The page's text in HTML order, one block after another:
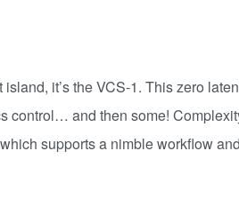
it’s the VCS-1. This zero
control… and then some!
supports a nimble workflow